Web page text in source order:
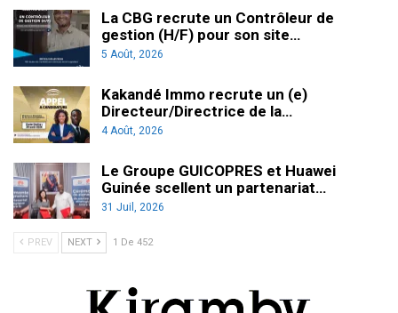
La CBG recrute un Contrôleur de
gestion (H/F) pour son site…
5 Août, 2026
Kakandé Immo recrute un (e)
Directeur/Directrice de la…
4 Août, 2026
Le Groupe GUICOPRES et Huawei
Guinée scellent un partenariat…
31 Juil, 2026
PREV NEXT 1 De 452